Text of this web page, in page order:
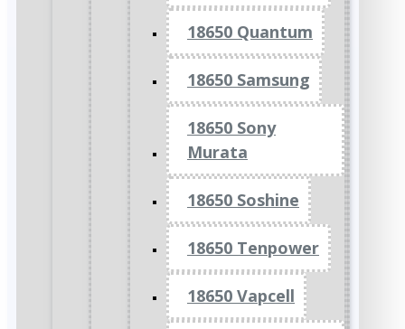
18650 Quantum
18650 Samsung
18650 Sony
Murata
18650 Soshine
18650 Tenpower
18650 Vapcell